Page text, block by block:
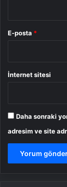
E-posta *
İnternet sitesi
Daha sonraki
adresim ve site